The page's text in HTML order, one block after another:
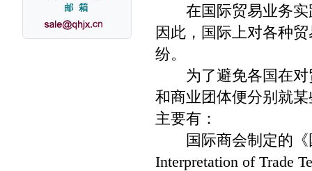
在国际贸易业务实
因此，国际上对各种
纷。
为了避免各国在对
和商业团体便分别就
主要有：
国际商会制定的《国
Interpretation of Trade